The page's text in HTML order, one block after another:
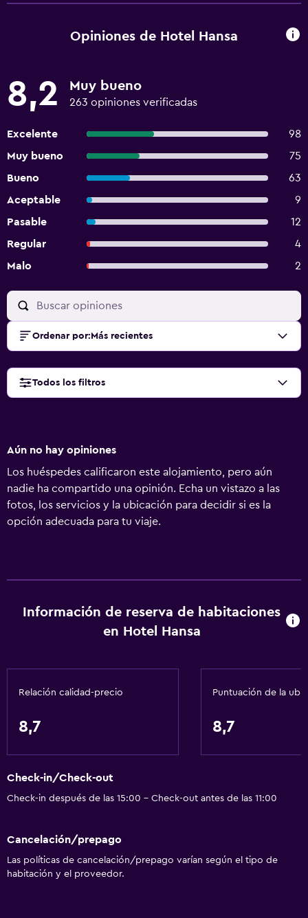
Opiniones de Hotel Hansa
8,2 Muy bueno
263 opiniones verificadas
Excelente
98
Muy bueno
75
Bueno
63
Aceptable
9
Pasable
12
Regular
4
Malo
2
Ordenar por: Más recientes
Todos los filtros
Aún no hay opiniones
Los huéspedes calificaron este alojamiento, pero aún
nadie ha compartido una opinión. Echa un vistazo a las
fotos, los servicios y la ubicación para decidir si es la
opción adecuada para tu viaje.
Información de reserva de habitaciones
en Hotel Hansa
Relación calidad-precio
8,7
Puntuación de la
8,7
Check-in/Check-out
Check-in después de las 15:00 - Check-out antes de las 11:00
Cancelación/prepago
Las políticas de cancelación/prepago varían según el tipo de
habitación y el proveedor.